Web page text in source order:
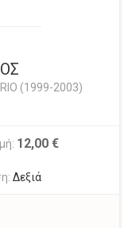
(1999-2003)
12,00 €
Δεξιά